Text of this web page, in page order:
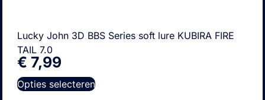
Lucky John 3D BBS Series soft lure KUBIRA FIRE
TAIL 7.0
€ 7,99
Opties selecteren